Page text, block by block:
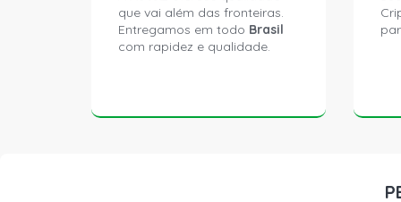
que vai além das fronteiras.
Entregamos em todo Brasil
com rapidez e qualidade.